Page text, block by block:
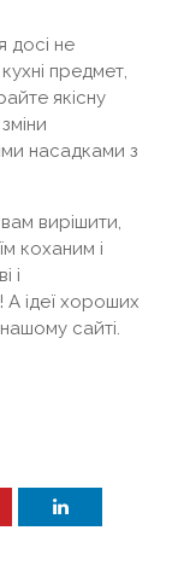
не
предмет,
якісну
насадками з
вирішити,
коханим і
і
А ідеї хороших
сайті.